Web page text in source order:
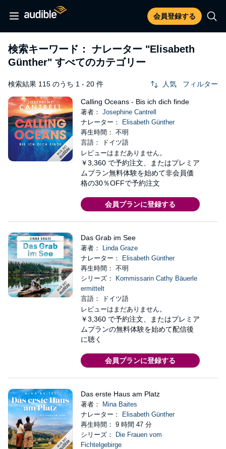
会員登録する
検索キーワード： ナレーター "Elisabeth
Günther" すべてのカテゴリー
検索結果 115 のうち 1 - 20 件 人気 フィルター
Calling Oceans - Bis ich dich finde
著者： Josephine Cantrell
ナレーター：
Elisabeth Günther
再生時間： 不明
言語： ドイツ語
レビューはまだありません。
￥3,360 で予約注文、またはプレミア
ムプラン無料体験を始めて非会員価
格の30％OFFで予約注文
会員プランに登録する
Das Grab im See
著者：
Linda Graze
ナレーター：
Elisabeth Günther
再生時間： 不明
シリーズ：
Kommissarin Cathy Bäuerle
ermittelt
言語： ドイツ語
レビューはまだありません。
￥3,360 で予約注文、またはプレミア
ムプランの無料体験を始めて配信後
に聴く
会員プランに登録する
Das erste Haus am Platz
著者：
Mina Baites
ナレーター：
Elisabeth Günther
再生時間： 9 時間 47 分
シリーズ：
Die Frauen vom
Fichtelgebirge